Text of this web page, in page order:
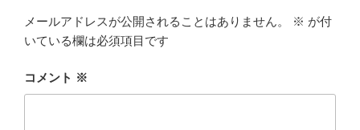
メールアドレスが公開されることはありません。 ※ が付
いている欄は必須項目です
コメント ※